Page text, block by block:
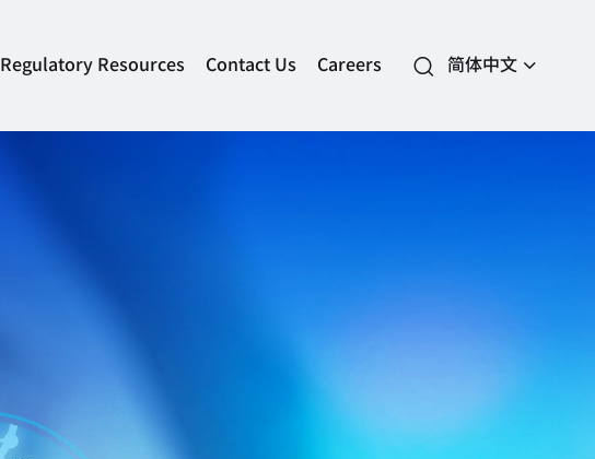
Regulatory Resources Contact Us Careers 简体中文